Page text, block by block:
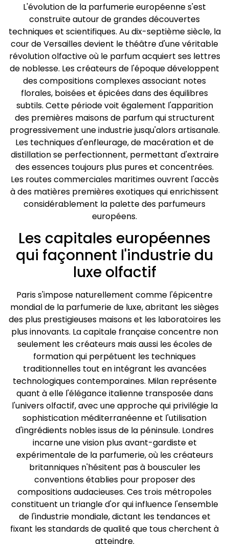
L'évolution de la parfumerie européenne s'est
construite autour de grandes découvertes
techniques et scientifiques. Au dix-septième siècle, la
cour de Versailles devient le théâtre d'une véritable
révolution olfactive où le parfum acquiert ses lettres
de noblesse. Les créateurs de l'époque développent
des compositions complexes associant notes
florales, boisées et épicées dans des équilibres
subtils. Cette période voit également l'apparition
des premières maisons de parfum qui structurent
progressivement une industrie jusqu'alors artisanale.
Les techniques d'enfleurage, de macération et de
distillation se perfectionnent, permettant d'extraire
des essences toujours plus pures et concentrées.
Les routes commerciales maritimes ouvrent l'accès
à des matières premières exotiques qui enrichissent
considérablement la palette des parfumeurs
européens.
Les capitales européennes
qui façonnent l'industrie du
luxe olfactif
Paris s'impose naturellement comme l'épicentre
mondial de la parfumerie de luxe, abritant les sièges
des plus prestigieuses maisons et les laboratoires les
plus innovants. La capitale française concentre non
seulement les créateurs mais aussi les écoles de
formation qui perpétuent les techniques
traditionnelles tout en intégrant les avancées
technologiques contemporaines. Milan représente
quant à elle l'élégance italienne transposée dans
l'univers olfactif, avec une approche qui privilégie la
sophistication méditerranéenne et l'utilisation
d'ingrédients nobles issus de la péninsule. Londres
incarne une vision plus avant-gardiste et
expérimentale de la parfumerie, où les créateurs
britanniques n'hésitent pas à bousculer les
conventions établies pour proposer des
compositions audacieuses. Ces trois métropoles
constituent un triangle d'or qui influence l'ensemble
de l'industrie mondiale, dictant les tendances et
fixant les standards de qualité que tous cherchent à
atteindre.